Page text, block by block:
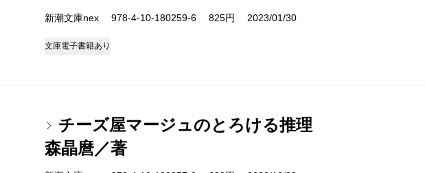
新潮文庫nex 978-4-10-180259-6 825円 2023/01/30
文庫電子書籍あり
チーズ屋マージュのとろける推理
森晶麿／著